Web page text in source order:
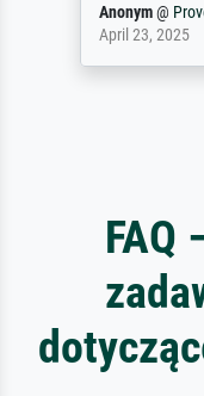
@ProvenExpert
April 23, 2025
FAQ